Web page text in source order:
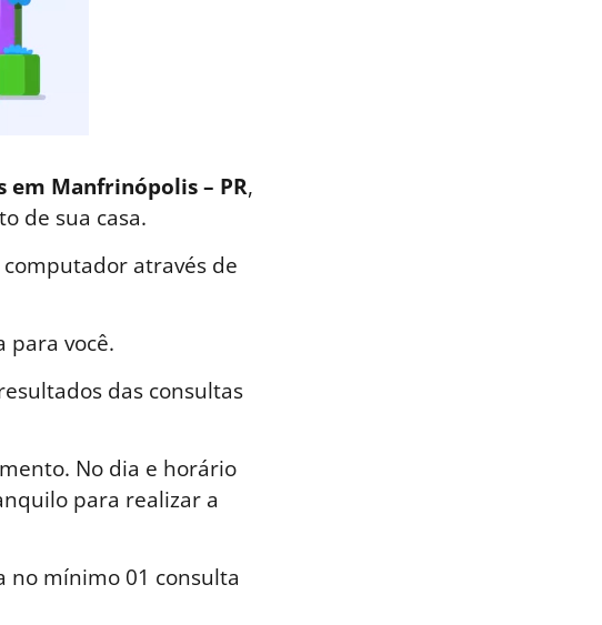
em Manfrinópolis – PR,
de sua casa.
através de
para você.
das consultas
No dia e horário
para realizar a
no mínimo 01 consulta